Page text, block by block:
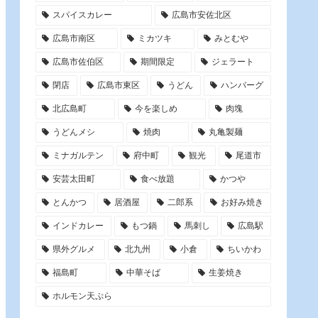
スパイスカレー 広島市安佐北区
広島市南区 ミカツキ みとむや
広島市佐伯区 期間限定 ジェラート
閉店 広島市東区 うどん ハンバーグ
北広島町 今を楽しめ 肉塊
うどんメシ 焼肉 丸亀製麺
ミナガルテン 府中町 観光 尾道市
安芸太田町 食べ放題 かつや
とんかつ 居酒屋 二郎系 お好み焼き
インドカレー もつ鍋 馬刺し 広島駅
県外グルメ 北九州 小倉 ちいかわ
福島町 中華そば 生姜焼き
ホルモン天ぷら